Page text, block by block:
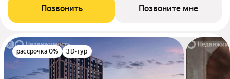
Позвонить Позвоните мне
рассрочка 0% 3D-тур